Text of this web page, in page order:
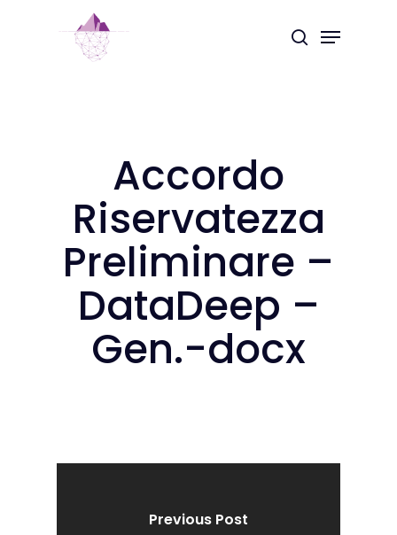
search
Menu
Accordo
Riservatezza
Preliminare –
DataDeep –
Gen.-docx
Previous Post